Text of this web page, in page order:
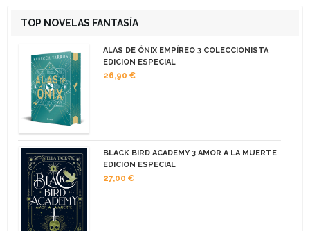
TOP NOVELAS FANTASÍA
ALAS DE ÓNIX EMPÍREO 3 COLECCIONISTA
EDICION ESPECIAL
26,90 €
BLACK BIRD ACADEMY 3 AMOR A LA MUERTE
EDICION ESPECIAL
27,00 €